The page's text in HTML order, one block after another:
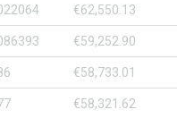
€62,550.13
€59,252.90
€58,733.01
€58,321.62